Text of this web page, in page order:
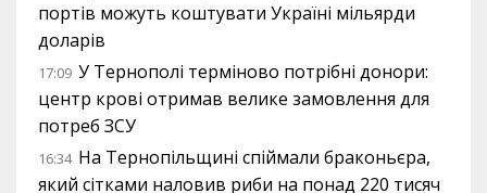
портів можуть коштувати Україні мільярди
доларів
17:09 У Тернополі терміново потрібні донори:
центр крові отримав велике замовлення для
потреб ЗСУ
16:34 На Тернопільщині спіймали браконьєра,
який сітками наловив риби на понад 220 тисяч